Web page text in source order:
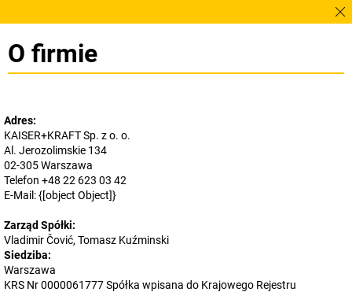
O firmie
Adres:
KAISER+KRAFT Sp. z o. o.
Al. Jerozolimskie 134
02-305 Warszawa
Telefon +48 22 623 03 42
E-Mail:{[object Object]}
Zarząd Spółki:
Vladimir Čović, Tomasz Kuźminski
Siedziba:
Warszawa
KRS Nr 0000061777 Spółka wpisana do Krajowego Rejestru